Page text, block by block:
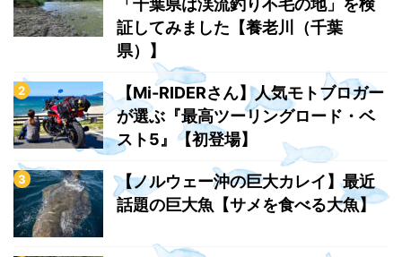
「千葉県は渓流釣り不毛の地」を検
証してみました【養老川（千葉
県）】
【Mi-RIDERさん】人気モトブロガー
が選ぶ『最高ツーリングロード・ベ
スト5』【初登場】
【ノルウェー沖の巨大カレイ】最近
話題の巨大魚【サメを食べる大魚】